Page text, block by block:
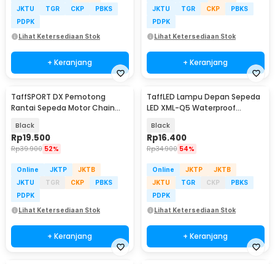
JKTU
TGR CKP
PBKS
PDPK
Lihat Ketersediaan Stok
+ Keranjang
JKTU
TGR CKP
PBKS
PDPK
Lihat Ketersediaan Stok
+ Keranjang
TaffSPORT DX Pemotong
Rantai Sepeda Motor Chain
Black
Rp19.500
Rp39.900 52%
Online JKTP
JKTB
JKTU
TGR CKP
PBKS
PDPK
Lihat Ketersediaan Stok
+ Keranjang
TaffLED Lampu Depan Sepeda
LED XML-Q5 Waterproof
Black
Rp16.400
Rp34.900 54%
Online JKTP
JKTB
JKTU
TGR CKP
PBKS
PDPK
Lihat Ketersediaan Stok
+ Keranjang